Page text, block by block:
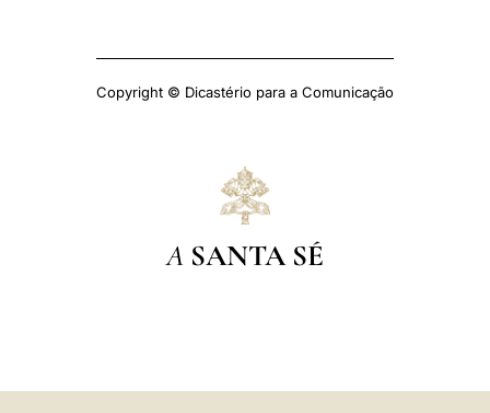
Copyright © Dicastério para a Comunicação
A SANTA SÉ